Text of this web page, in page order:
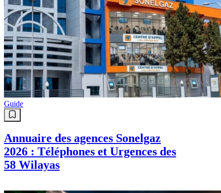
Guide
Annuaire des agences Sonelgaz
2026 : Téléphones et Urgences des
58 Wilayas